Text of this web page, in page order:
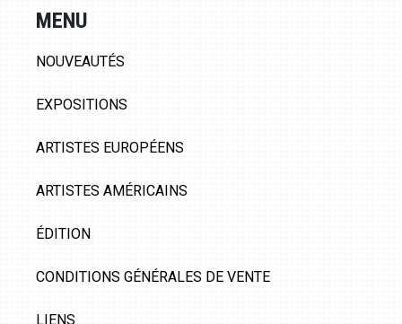
MENU
NOUVEAUTÉS
EXPOSITIONS
ARTISTES EUROPÉENS
ARTISTES AMÉRICAINS
ÉDITION
CONDITIONS GÉNÉRALES DE VENTE
LIENS